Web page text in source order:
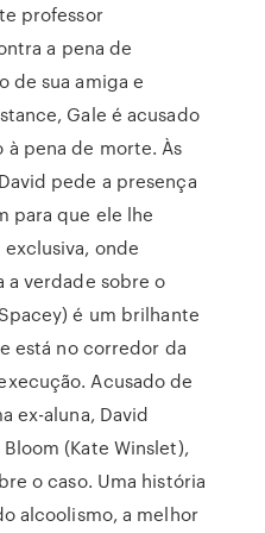
professor
a pena de
de sua amiga e
Gale é acusado
pena de morte. Às
pede a presença
para que ele lhe
onde
verdade sobre o
é um brilhante
está no corredor da
Acusado de
ex-aluna, David
(Kate Winslet),
o caso. Uma história
alcoolismo, a melhor